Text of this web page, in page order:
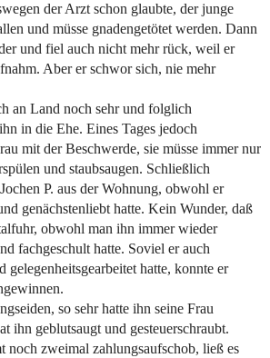
der Arzt schon glaubte, der junge
und müsse gnadengetötet werden. Dann
und fiel auch nicht mehr rück, weil er
Aber er schwor sich, nie mehr
an Land noch sehr und folglich
in die Ehe. Eines Tages jedoch
mit der Beschwerde, sie müsse immer nur
und staubsaugen. Schließlich
P. aus der Wohnung, obwohl er
genächstenliebt hatte. Kein Wunder, daß
obwohl man ihn immer wieder
fachgeschult hatte. Soviel er auch
gelegenheitsgearbeitet hatte, konnte er
so sehr hatte ihn seine Frau
ihn geblutsaugt und gesteuerschraubt.
noch zweimal zahlungsaufschob, ließ es